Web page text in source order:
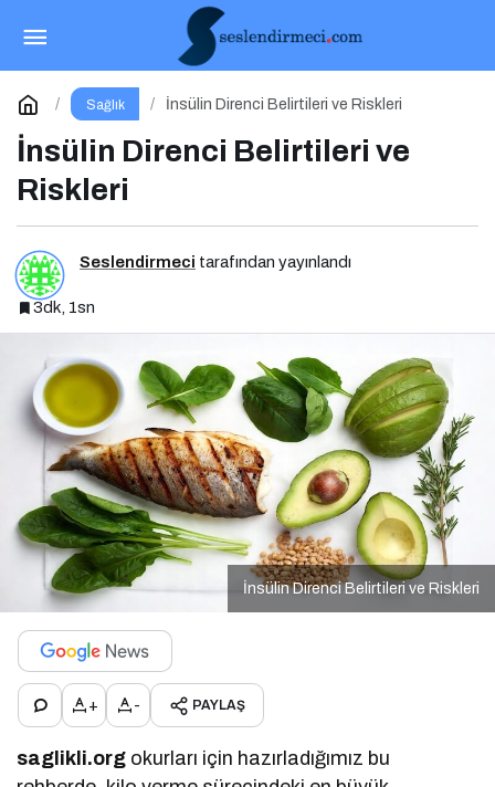
Sağlık İnsülin Direnci Belirtileri ve Riskleri
İnsülin Direnci Belirtileri ve
Riskleri
Seslendirmeci tarafından yayınlandı
3dk, 1sn
İnsülin Direnci Belirtileri ve Riskleri
+ - PAYLAŞ
saglikli.org okurları için hazırladığımız bu
Postprandiyal Oksidatif Stres
Yorum Yap